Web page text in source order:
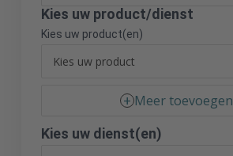
Kies uw product/dienst
Kies uw product(en)
Meer toevoegen
Kies uw dienst(en)